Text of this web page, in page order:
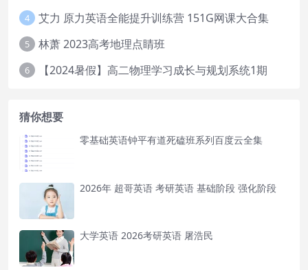
4 艾力 原力英语全能提升训练营 151G网课大合集
5 林萧 2023高考地理点睛班
6 【2024暑假】高二物理学习成长与规划系统1期
猜你想要
零基础英语钟平有道死磕班系列百度云全集
2026年 超哥英语 考研英语 基础阶段 强化阶段
大学英语 2026考研英语 屠浩民